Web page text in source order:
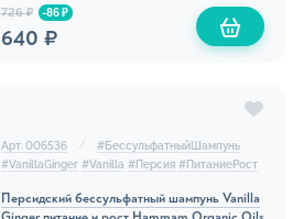
726 ₽ -86 ₽
640 ₽
Арт. 006536 #БессульфатныйШампунь
#VanillaGinger #Vanilla #Персия #ПитаниеРост
Персидский бессульфатный шампунь Vanilla